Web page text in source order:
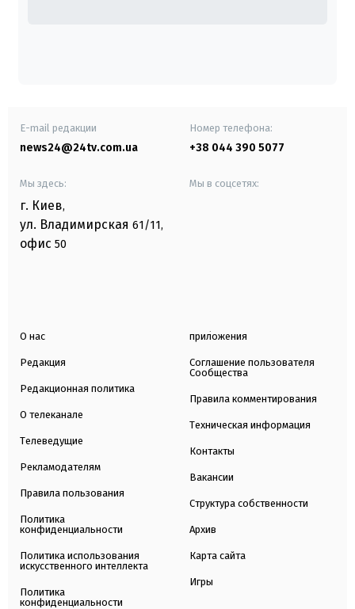
E-mail редакции
news24@24tv.com.ua
Номер телефона:
+38 044 390 5077
Мы здесь:
г. Киев,
ул. Владимирская 61/11,
офис 50
Мы в соцсетях:
О нас
Редакция
Редакционная политика
О телеканале
Телеведущие
Рекламодателям
Правила пользования
Политика
конфиденциальности
Политика использования
искусственного интеллекта
Политика
конфиденциальности
приложения
Соглашение пользователя
Сообщества
Правила комментирования
Техническая информация
Контакты
Вакансии
Структура собственности
Архив
Карта сайта
Игры